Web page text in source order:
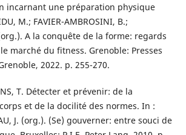
incarnant une préparation physique
M.; FAVIER-AMBROSINI, B.;
(org.). A la conquête de la forme: regards
marché du fitness. Grenoble: Presses
2022. p. 255-270.
T. Détecter et prévenir: de la
et de la docilité des normes. In :
J. (org.). (Se) gouverner: entre souci de